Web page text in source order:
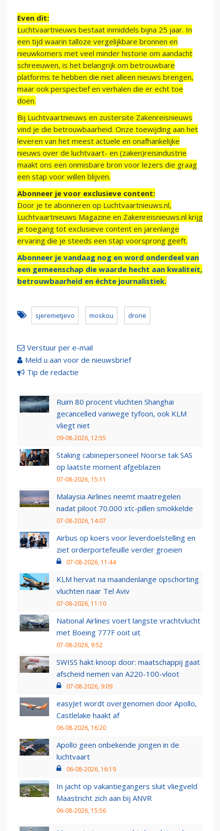
Even dit:
Luchtvaartnieuws bestaat inmiddels bijna 25 jaar. In
een tijd waarin talloze vergelijkbare bronnen en
nieuwkomers met veel minder historie om aandacht
schreeuwen, is het belangrijk om betrouwbare
platforms te hebben die niet alleen nieuws brengen,
maar ook perspectief en verhalen die er echt toe
doen.
Bij Luchtvaartnieuws en zustersite Zakenreisnieuws
vind je die betrouwbaarheid. Onze toewijding aan het
leveren van het meest actuele en onafhankelijke
nieuws over de luchtvaart- en (zaken)reisindustrie
maakt ons een onmisbare bron voor lezers die graag
een stap voor willen blijven.
Abonneer je voor exclusieve content:
Door je te abonneren op Luchtvaartnieuws.nl,
Luchtvaartnieuws Magazine en Zakenreisnieuws.nl krijg
je toegang tot exclusieve content en jarenlange
ervaring die je steeds een stap voorsprong geeft.
Abonneer je vandaag nog en word onderdeel van
een gemeenschap die waarde hecht aan kwaliteit,
betrouwbaarheid en échte journalistiek.
sjeremetjevo moskou drone
Verstuur per e-mail
Meld u aan voor de nieuwsbrief
Tip de redactie
Ruim 80 procent vluchten Shanghai
gecancelled vanwege tyfoon, ook KLM
vliegt niet
09-08-2026, 12:55
Staking cabinepersoneel Noorse tak SAS
op laatste moment afgeblazen
07-08-2026, 15:11
Malaysia Airlines neemt maatregelen
nadat piloot 70.000 xtc-pillen smokkelde
07-08-2026, 14:07
Airbus op koers voor leverdoelstelling en
ziet orderportefeuille verder groeien
07-08-2026, 11:44
KLM hervat na maandenlange opschorting
vluchten naar Tel Aviv
07-08-2026, 11:10
National Airlines voert langste vrachtvlucht
met Boeing 777F ooit uit
07-08-2026, 9:52
SWISS hakt knoop door: maatschappij gaat
afscheid nemen van A220-100-vloot
07-08-2026, 9:09
easyJet wordt overgenomen door Apollo,
Castlelake haakt af
06-08-2026, 16:20
Apollo geen onbekende jongen in de
luchtvaart
06-08-2026, 16:19
In jacht op vakantiegangers sluit vliegveld
Maastricht zich aan bij ANVR
06-08-2026, 15:56